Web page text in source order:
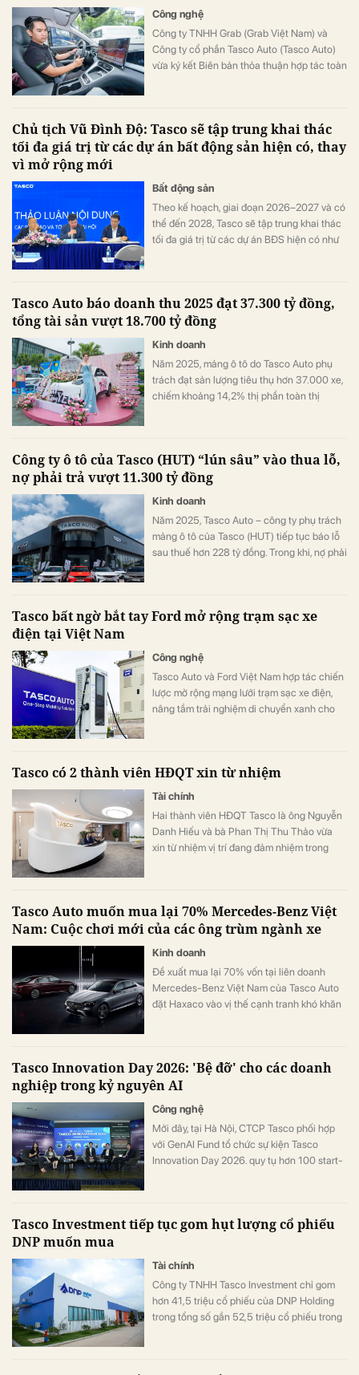
Công nghệ
Công ty TNHH Grab (Grab Việt Nam) và
Công ty cổ phần Tasco Auto (Tasco Auto)
vừa ký kết Biên bản thỏa thuận hợp tác toàn
Chủ tịch Vũ Đình Độ: Tasco sẽ tập trung khai thác
tối đa giá trị từ các dự án bất động sản hiện có, thay
vì mở rộng mới
Bất động sản
Theo kế hoạch, giai đoạn 2026–2027 và có
thể đến 2028, Tasco sẽ tập trung khai thác
tối đa giá trị từ các dự án BĐS hiện có như
Tasco Auto báo doanh thu 2025 đạt 37.300 tỷ đồng,
tổng tài sản vượt 18.700 tỷ đồng
Kinh doanh
Năm 2025, mảng ô tô do Tasco Auto phụ
trách đạt sản lượng tiêu thụ hơn 37.000 xe,
chiếm khoảng 14,2% thị phần toàn thị
Công ty ô tô của Tasco (HUT) “lún sâu” vào thua lỗ,
nợ phải trả vượt 11.300 tỷ đồng
Kinh doanh
Năm 2025, Tasco Auto – công ty phụ trách
mảng ô tô của Tasco (HUT) tiếp tục báo lỗ
sau thuế hơn 228 tỷ đồng. Trong khi, nợ phải
Tasco bất ngờ bắt tay Ford mở rộng trạm sạc xe
điện tại Việt Nam
Công nghệ
Tasco Auto và Ford Việt Nam hợp tác chiến
lược mở rộng mạng lưới trạm sạc xe điện,
nâng tầm trải nghiệm di chuyển xanh cho
Tasco có 2 thành viên HĐQT xin từ nhiệm
Tài chính
Hai thành viên HĐQT Tasco là ông Nguyễn
Danh Hiếu và bà Phan Thị Thu Thảo vừa
xin từ nhiệm vị trí đang đảm nhiệm trong
Tasco Auto muốn mua lại 70% Mercedes-Benz Việt
Nam: Cuộc chơi mới của các ông trùm ngành xe
Kinh doanh
Đề xuất mua lại 70% vốn tại liên doanh
Mercedes-Benz Việt Nam của Tasco Auto
đặt Haxaco vào vị thế cạnh tranh khó khăn
Tasco Innovation Day 2026: 'Bệ đỡ' cho các doanh
nghiệp trong kỷ nguyên AI
Công nghệ
Mới đây, tại Hà Nội, CTCP Tasco phối hợp
với GenAI Fund tổ chức sự kiện Tasco
Innovation Day 2026. quy tụ hơn 100 start-
đồng khởi nghiệp trong khu vực.
Tasco Investment tiếp tục gom hụt lượng cổ phiếu
DNP muốn mua
Tài chính
Công ty TNHH Tasco Investment chỉ gom
hơn 41,5 triệu cổ phiếu của DNP Holding
trong tổng số gần 52,5 triệu cổ phiếu trong